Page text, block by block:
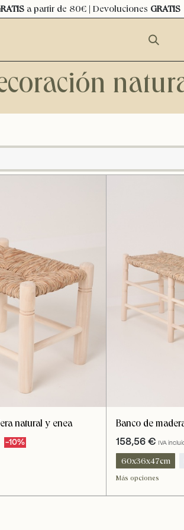
a partir de 80€ | Devoluciones GRATIS
natural y enea
-10%
Banco de
158,56 € IVA
60x36x47cm
100x35x47cm
Más opciones